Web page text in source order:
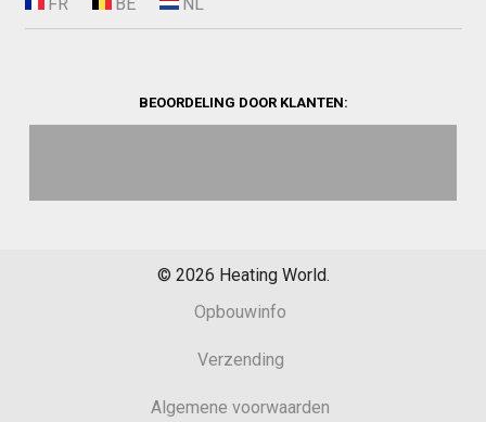
BEOORDELING DOOR KLANTEN:
© 2026 Heating World.
Opbouwinfo
Verzending
Algemene voorwaarden